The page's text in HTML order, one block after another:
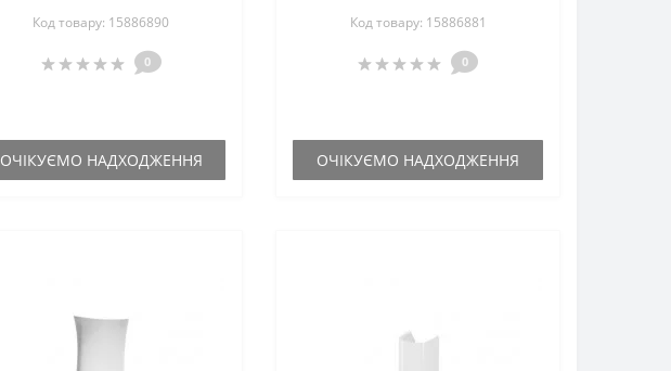
Код товару: 15886890
0
ОЧІКУЄМО НАДХОДЖЕННЯ
Код товару: 15886881
0
ОЧІКУЄМО НАДХОДЖЕННЯ